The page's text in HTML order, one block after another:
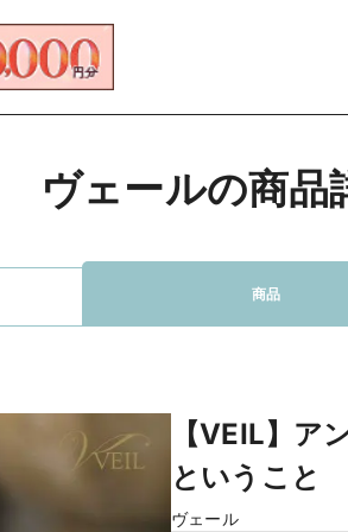
ヴェールの商品
商品
【VEIL】ア
ということ
ヴェール